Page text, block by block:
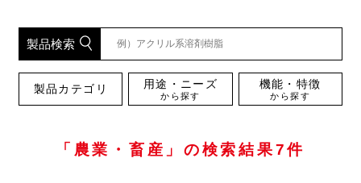
製品検索
製品カテゴリ 用途・ニーズ
から探す
機能・特徴
から探す
「農業・畜産」の検索結果7件